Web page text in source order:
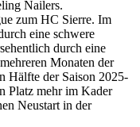
Nailers.
zum HC Sierre. Im
eine schwere
durch eine
Monaten der
Hälfte der Saison 2025-
Platz mehr im Kader
Neustart in der